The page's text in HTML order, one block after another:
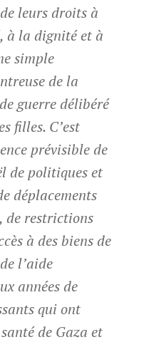
leurs droits à
à la dignité et à
simple
de la
guerre délibéré
filles. C’est
prévisible de
de politiques et
déplacements
de restrictions
à des biens de
l’aide
années de
qui ont
de Gaza et